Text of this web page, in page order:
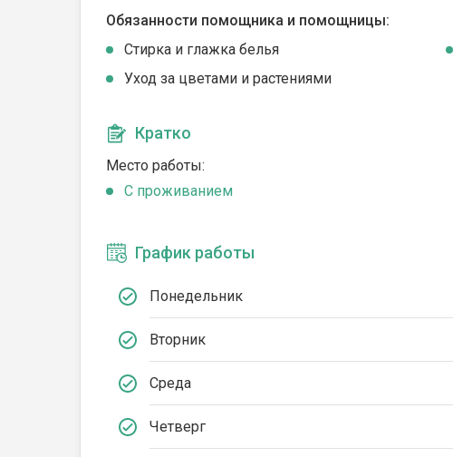
Обязанности помощника и помощницы:
Стирка и глажка белья
Уход за цветами и растениями
Кратко
Место работы:
C проживанием
График работы
Понедельник
Вторник
Среда
Четверг